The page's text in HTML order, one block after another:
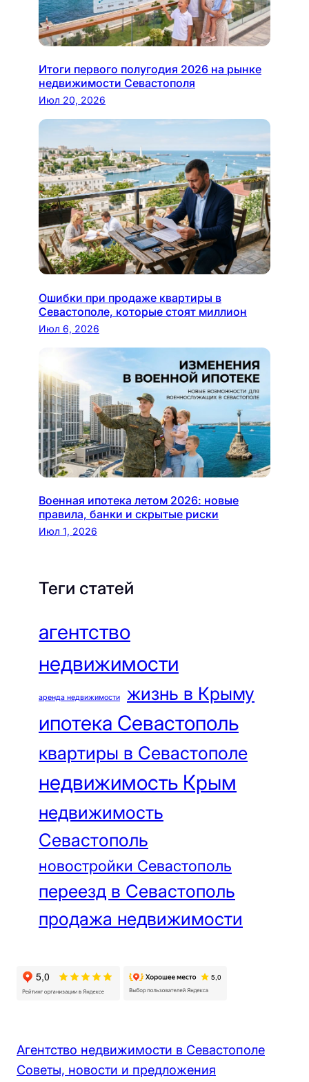
Итоги первого полугодия 2026 на рынке
недвижимости Севастополя
Июл 20, 2026
Ошибки при продаже квартиры в
Севастополе, которые стоят миллион
Июл 6, 2026
Военная ипотека летом 2026: новые
правила, банки и скрытые риски
Июл 1, 2026
Теги статей
агентство
недвижимости
аренда недвижимости жизнь в Крыму
ипотека Севастополь
квартиры в Севастополе
недвижимость Крым
недвижимость
Севастополь
новостройки Севастополь
переезд в Севастополь
продажа недвижимости
Агентство недвижимости в Севастополе
Советы, новости и предложения